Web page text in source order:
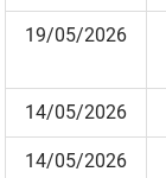
Rádio Tabajara
SUPLAN
19/05/2026
14/05/2026
14/05/2026